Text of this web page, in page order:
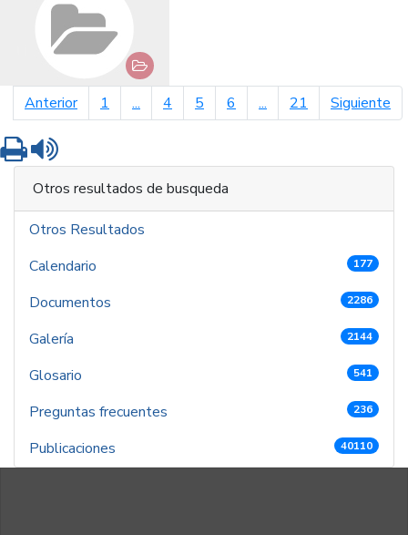
Anteriorpágina anterior
1 ... 4 5 6 ... 21 Siguiente
Imprimir
Otros resultados de busqueda
Otros Resultados
Calendario
177
Documentos 2286
Galería 2144
Glosario 541
Preguntas frecuentes 236
Publicaciones 40110